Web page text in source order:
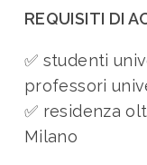
REQUISITI DI
✅ studenti
professori
✅ residenza
Milano